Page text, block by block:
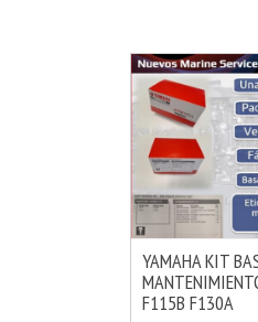
AÑADIR
YAMAHA KIT
F115B F130A